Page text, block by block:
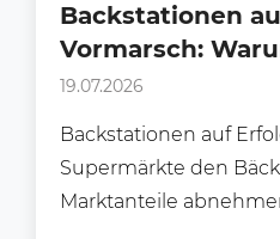
Backstationen
Vormarsch:
Supermärkte
Marktanteile
19.07.2026
Backstationen auf
Supermärkte den
Marktanteile